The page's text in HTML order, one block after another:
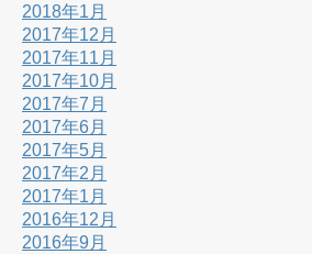
2018年1月
2017年12月
2017年11月
2017年10月
2017年7月
2017年6月
2017年5月
2017年2月
2017年1月
2016年12月
2016年9月